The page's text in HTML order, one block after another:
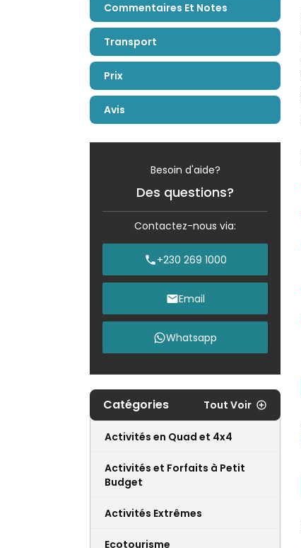
Commentaires Et Notes
Transport
Prix
Avis
Besoin d'aide?
Des questions?
Contactez-nous via:
+230 269 1000
Email
Whatsapp
Catégories Tout Voir
Activités en Quad et 4x4
Activités et Forfaits à Petit
Budget
Activités Extrêmes
Ecotourisme